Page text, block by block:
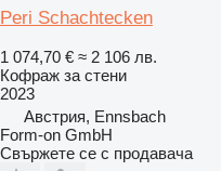
Peri Schachtecken
1 074,70 € ≈ 2 106 лв.
Кофраж за стени
2023
Австрия, Ennsbach
Form-on GmbH
Свържете се с продавача